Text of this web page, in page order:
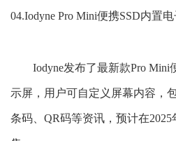
04.Iodyne Pro Mini便携SSD内置
Iodyne发布了最新款Pro Mini
示屏，用户可自定义屏幕内容，
条码、QR码等资讯，预计在